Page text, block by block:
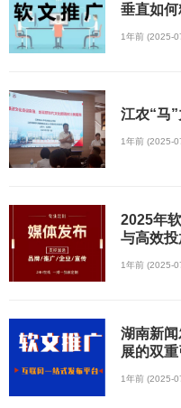
垂直如
1年前 (2025-
江农“马
1年前 (2025-
2025年
与高效
1年前 (2025-
湖南新
展的双
1年前 (2025-